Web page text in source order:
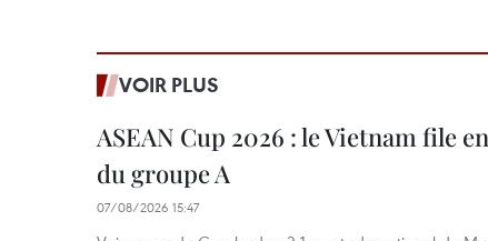
VOIR PLUS
ASEAN Cup 2026 : le Vietnam file
du groupe A
07/08/2026 15:47